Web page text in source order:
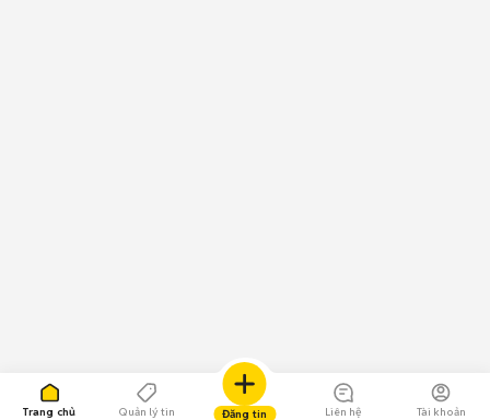
Trang chủ Quản lý tin Đăng tin Liên hệ Tài khoản